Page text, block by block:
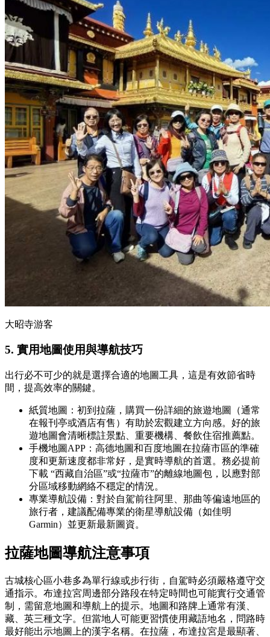
大昭寺游客
5. 實用地圖使用與導航技巧
出行必不可少的就是選擇合適的地圖工具，這是有效節省時
間，提高效率的關鍵。
紙質地圖：初到拉薩，購買一份詳細的旅遊地圖（通常
在報刊亭或酒店有售）有助於宏觀建立方向感。好的旅
遊地圖會清晰標註景點、重要機構、餐飲住宿推薦點。
手機地圖APP：高德地圖和百度地圖在拉薩市區的準確
度和更新速度都非常好，是實時導航的首選。務必提前
下載 “西藏自治區”或“拉薩市”的離線地圖包，以應對部
分區域移動網絡不穩定的情況。
專業導航設備：對於自駕前往阿里、那曲等偏遠地區的
旅行者，建議配備專業的衛星導航設備（如佳明
Garmin）並更新最新圖資。
拉薩地圖導航注意事項
古城核心區小巷多為單行線或步行街，自駕時必須嚴格遵守交
通指示。布達拉宮周邊部分路段在特定時間也可能實行交通管
制，需留意地圖和導航上的提示。地圖和路牌上通常有漢、
藏、英三種文字。但當地人可能更習慣使用藏語地名，問路時
最好能出示地圖上的漢字名稱。在拉薩，布達拉宮是最顯著、